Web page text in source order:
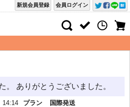
会員ログイン
新規会員登録
。 ありがとうございました。
14:14 プラン 国際発送